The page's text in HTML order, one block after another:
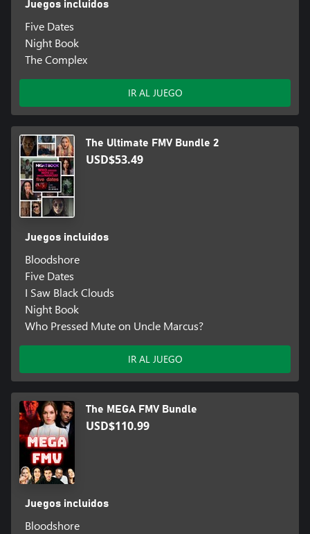
Juegos incluidos
Five Dates
Night Book
The Complex
IR AL JUEGO
The Ultimate FMV Bundle 2
USD$53.49
Juegos incluidos
Bloodshore
Five Dates
I Saw Black Clouds
Night Book
Who Pressed Mute on Uncle Marcus?
IR AL JUEGO
The MEGA FMV Bundle
USD$110.99
Juegos incluidos
Bloodshore